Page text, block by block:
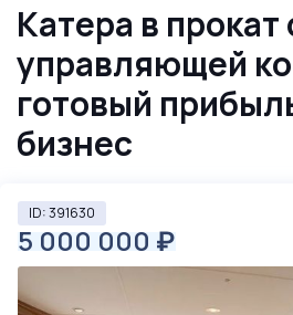
Катера в прокат
управляющей
готовый
бизнес
ID: 391630
5 000 000 ₽